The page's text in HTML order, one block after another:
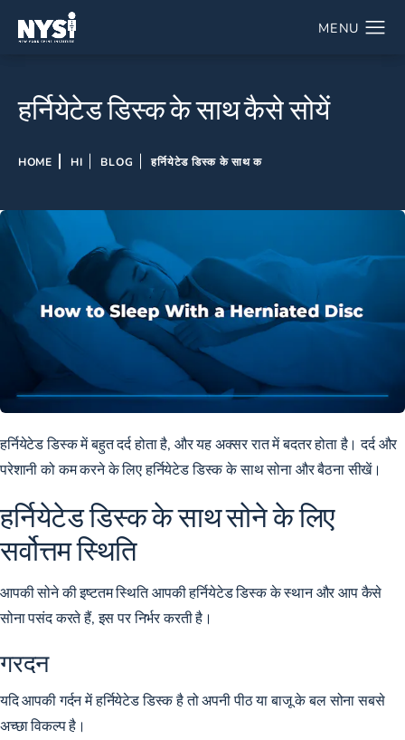
हर्नियेटेड डिस्क के साथ कैसे सोयें
HOME HI BLOG हर्नियेटेड डिस्क के साथ क
हर्नियेटेड डिस्क में बहुत दर्द होता है, और यह अक्सर रात में बदतर होता है। दर्द और
परेशानी को कम करने के लिए हर्नियेटेड डिस्क के साथ सोना और बैठना सीखें।
हर्नियेटेड डिस्क के साथ सोने के लिए
सर्वोत्तम स्थिति
आपकी सोने की इष्टतम स्थिति आपकी हर्नियेटेड डिस्क के स्थान और आप कैसे
सोना पसंद करते हैं, इस पर निर्भर करती है।
गरदन
यदि आपकी गर्दन में हर्नियेटेड डिस्क है तो अपनी पीठ या बाजू के बल सोना सबसे
अच्छा विकल्प है।